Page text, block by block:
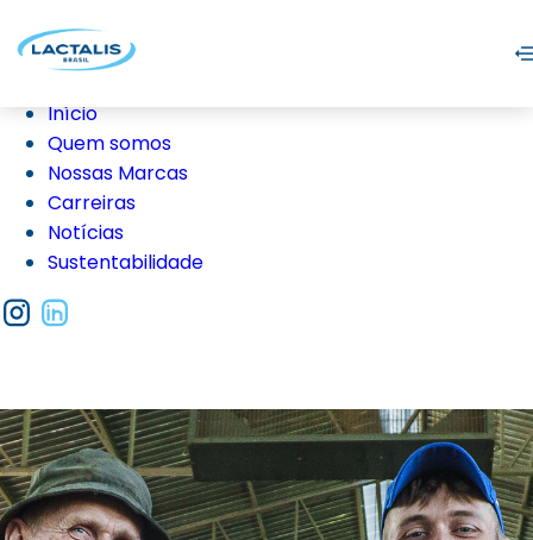
Início
Quem somos
Nossas Marcas
Carreiras
Notícias
Sustentabilidade